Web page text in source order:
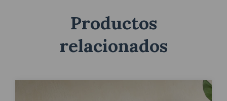
Productos
relacionados